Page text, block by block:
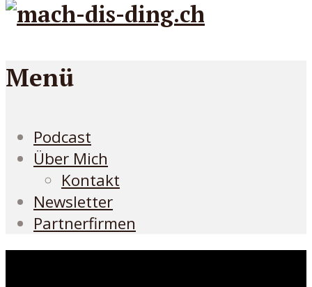
Menü
Podcast
Über Mich
Kontakt
Newsletter
Partnerfirmen